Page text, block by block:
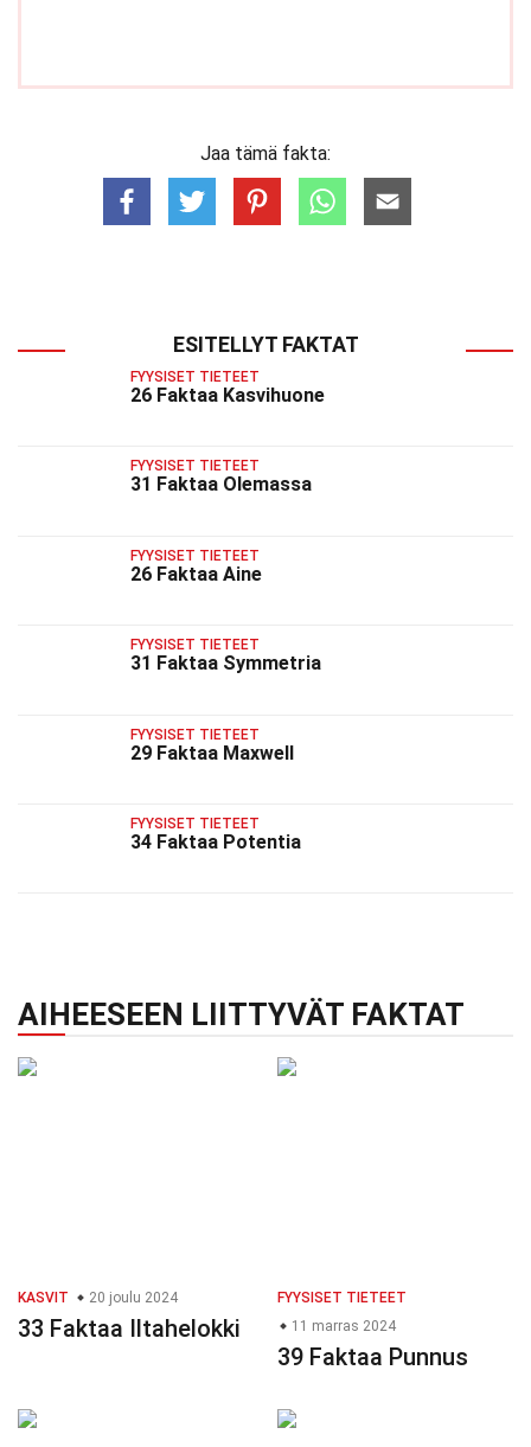
Jaa tämä fakta:
ESITELLYT FAKTAT
FYYSISET TIETEET
26 Faktaa Kasvihuone
FYYSISET TIETEET
31 Faktaa Olemassa
FYYSISET TIETEET
26 Faktaa Aine
FYYSISET TIETEET
31 Faktaa Symmetria
FYYSISET TIETEET
29 Faktaa Maxwell
FYYSISET TIETEET
34 Faktaa Potentia
AIHEESEEN LIITTYVÄT FAKTAT
KASVIT 20 joulu 2024
33 Faktaa Iltahelokki
FYYSISET TIETEET
11 marras 2024
39 Faktaa Punnus